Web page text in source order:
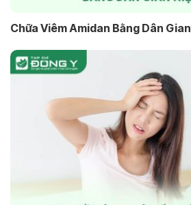
Chữa Viêm Amidan Bằng Dân Gian